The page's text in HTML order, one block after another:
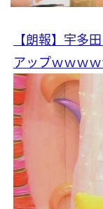
【朗報】宇多
アップｗｗｗ